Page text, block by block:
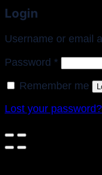
Login
Username or email
Password *Required
Remember me
Lost your password?